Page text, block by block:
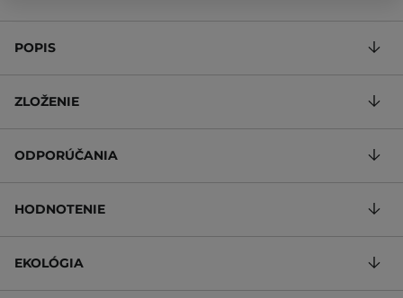
POPIS
ZLOŽENIE
ODPORÚČANIA
HODNOTENIE
EKOLÓGIA